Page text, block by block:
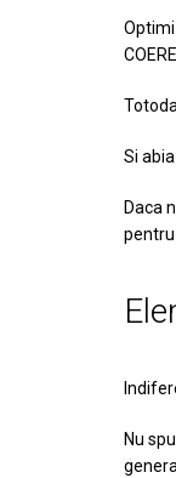
Si
Daca
Nu